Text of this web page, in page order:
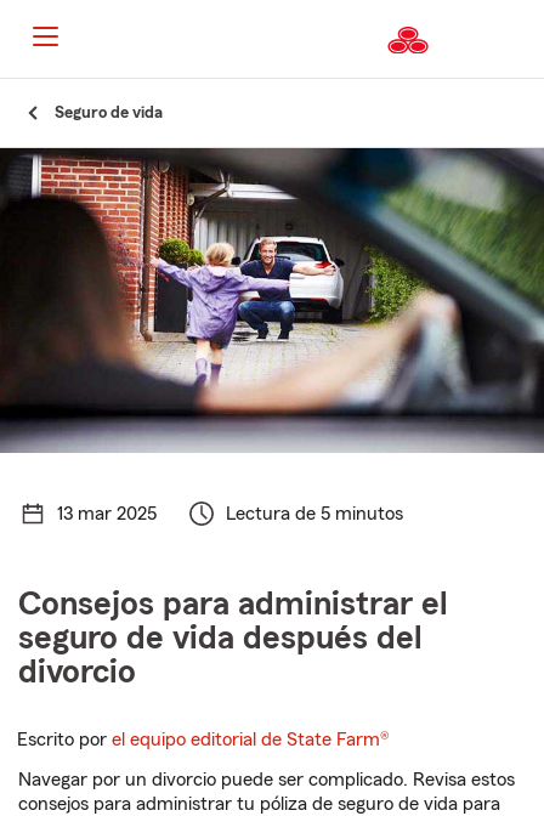
Seguro de vida
13 mar 2025 Lectura de 5 minutos
Consejos para administrar el
seguro de vida después del
divorcio
Escrito porel equipo editorial de State Farm®
Navegar por un divorcio puede ser complicado. Revisa estos
consejos para administrar tu póliza de seguro de vida para